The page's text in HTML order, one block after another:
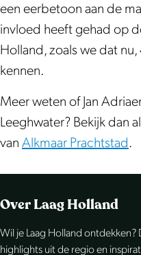
een eerbetoon aan de
invloed heeft gehad op
Holland, zoals we dat
kennen.
Meer weten of Jan
Leeghwater? Bekijk dan
van Alkmaar Prachtstad.
Over Laag Holland
Wil je Laag Holland ontdekken?
highlights uit de regio en